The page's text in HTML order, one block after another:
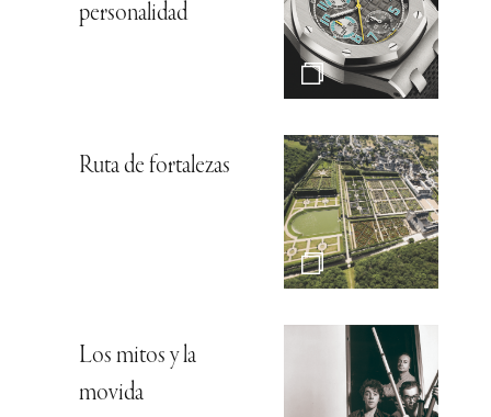
personalidad
Ruta de fortalezas
Los mitos y la
movida